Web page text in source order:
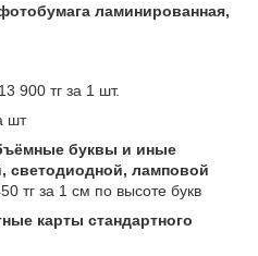
ламинированная,
900 тг за 1 шт.
шт
буквы и иные
светодиодной, ламповой
тг за 1 см по высоте букв
карты стандартного